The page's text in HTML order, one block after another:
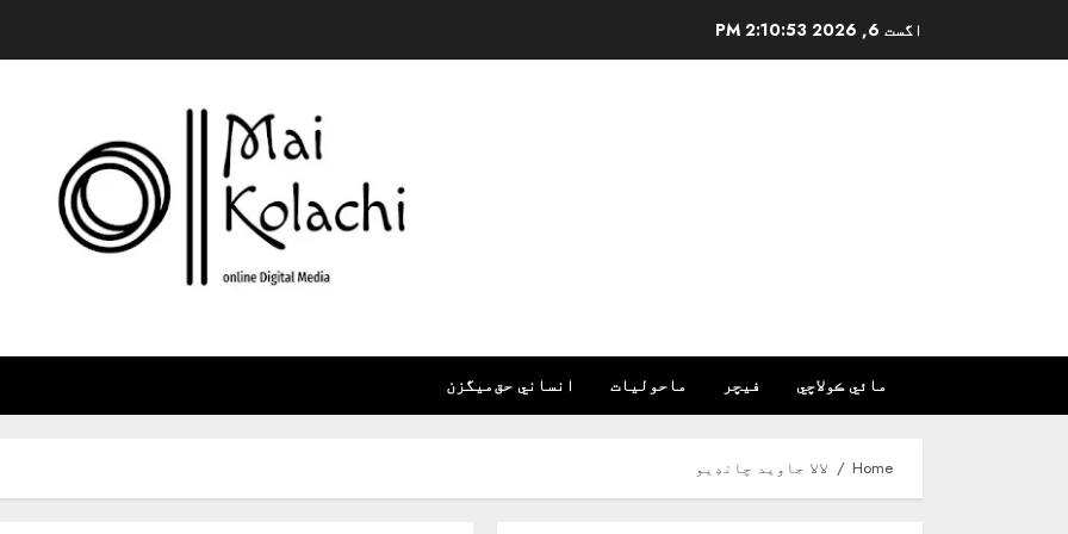
اگست 6, 2026 2:10:54 PM
مائي ڪولاچي فیچر ماحولیات انساني حقميگزن
Home لالا جاويد چانڊيو